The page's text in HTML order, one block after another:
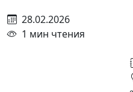
28.02.2026
1 мин чтения